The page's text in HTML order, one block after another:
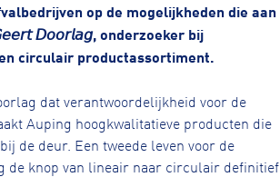
op de mogelijkheden die aan
𝘋𝘰𝘰𝘳𝘭𝘢𝘨, onderzoeker bij
circulair productassortiment.
dat verantwoordelijkheid voor de
Auping hoogkwalitatieve producten die
de deur. Een tweede leven voor de
de knop van lineair naar circulair definitief